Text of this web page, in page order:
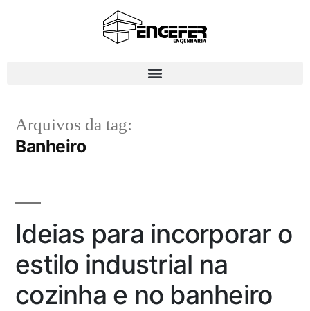
Arquivos da tag:
Banheiro
Ideias para incorporar o
estilo industrial na
cozinha e no banheiro